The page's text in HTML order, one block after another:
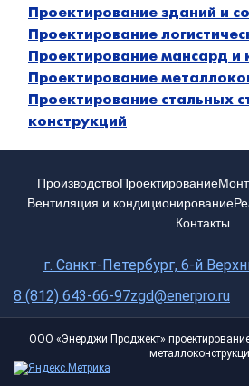
Проектирование зданий и
Проектирование
Проектирование мансард и
Проектирование
Проектирование стальных
конструкций
ПроизводствоПроектирование
Вентиляция и кондиционирование
Контакты
г. Санкт-Петербург, 6-й
8 (812) 643-66-97zgd@enerpro.ru
ООО «Энерджи Проджект»